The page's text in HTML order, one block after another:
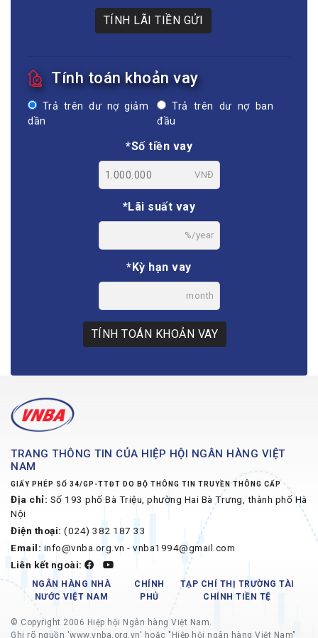
TÍNH LÃI TIỀN GỬI
Tính toán khoản vay
Trả trên dư nợ giảm
dần
Trả trên dư nợ ban
đầu
*Số tiền vay
VNĐ
*Lãi suất vay
%/year
*Kỳ hạn vay
month
TÍNH TOÁN KHOẢN VAY
TRANG THÔNG TIN CỦA HIỆP HỘI NGÂN HÀNG VIỆT
NAM
GIẤY PHÉP SỐ 34/GP-TTĐT DO BỘ THÔNG TIN TRUYỀN THÔNG CẤP
Địa chỉ: Số 193 phố Bà Triệu, phường Hai Bà Trưng, thành phố Hà
Nội
Điện thoại: (024) 382 187 33
Email: info@vnba.org.vn - vnba1994@gmail.com
Liên kết ngoài:
NGÂN HÀNG NHÀ
NƯỚC VIỆT NAM
CHÍNH
PHỦ
TẠP CHÍ THỊ TRƯỜNG TÀI
CHÍNH TIỀN TỆ
© Copyright 2006 Hiệp hội Ngân hàng Việt Nam.
Ghi rõ nguồn 'www.vnba.org.vn' hoặc "Hiệp hội ngân hàng Việt Nam"